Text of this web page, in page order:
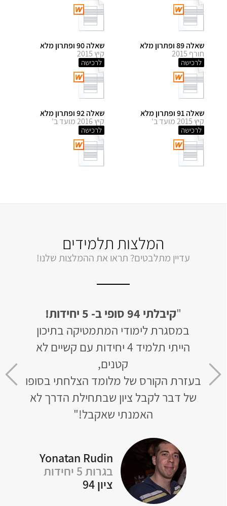
שאלה 89 ופתרון מלא
חורף 2015
לרכישה
שאלה 90 ופתרון מלא
קיץ 2015
לרכישה
שאלה 91 ופתרון מלא
קיץ 2015 מועד ב'
לרכישה
שאלה 92 ופתרון מלא
קיץ 2016 מועד ב'
לרכישה
המלצות תלמידים
עדיין מתלבטים? תראו את ההמלצות שלנו!
לבסוף קיבלתי 94 ב- 5 יחידות!
האתר בנוי בצורה מעולה, החומר מסודר
ומובן וכמובן מקיף את כל הנושאים
שצריך לבגרות.
הצלחתי תוך חודש וחצי, לאחר ש-4 שנים
לא נגעתי במתמטיקה, לפתור בגרויות
ברמת 5 יחידות!"
Rotem Naon
בגרות 5 יחידות
ציון 94